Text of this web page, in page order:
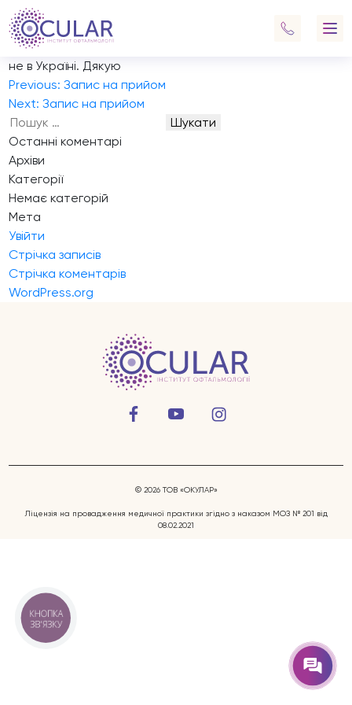
Захворювання очей
Запис на прийом
Хочу записатися на огляд після 13 липня, прошу
звʼязатися зі мною через вотсап або телеграм так як я
не в Україні. Дякую
Навігація
записів
Previous: Запис на прийом
Next: Запис на прийом
Пошук:
Останні коментарі
Архіви
Категорії
Немає категорій
Мета
Увійти
Стрічка записів
Стрічка коментарів
WordPress.org
© 2026 ТОВ «ОКУЛАР»
Ліцензія на провадження медичної практики згідно з наказом МОЗ № 201 від
08.02.2021
КНОПКА
ЗВ'ЯЗКУ